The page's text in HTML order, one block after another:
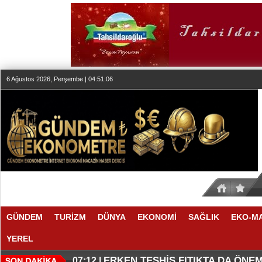
6 Ağustos 2026, Perşembe | 04:51:07
GÜNDEM TURİZM DÜNYA EKONOMİ SAĞLIK EKO-
YEREL
07:27 |KLASİK MÜZİK YAYINCILIĞINDA
07:17 |DÜZENLEMEYİ